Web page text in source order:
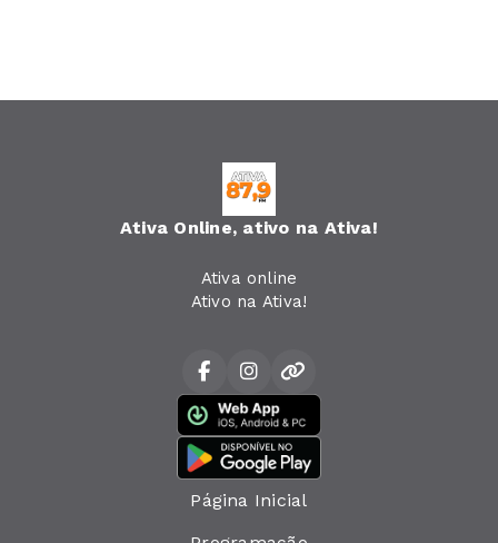
Ativa Online, ativo na Ativa!
Ativa online
Ativo na Ativa!
Página Inicial